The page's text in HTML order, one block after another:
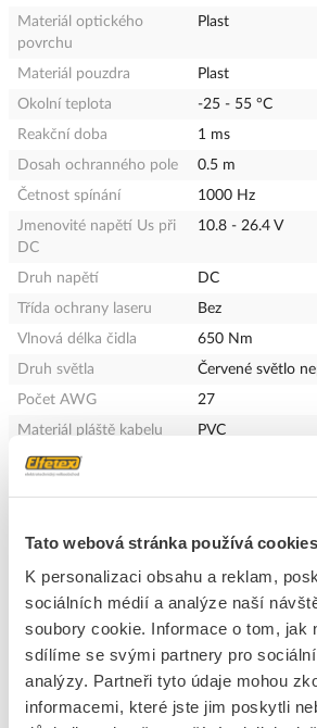
Tato webová stránka používá cookies
K personalizaci obsahu a reklam,
sociálních médií a analýze naší
soubory cookie. Informace o tom, jak
sdílíme se svými partnery pro
analýzy. Partneři tyto údaje mohou
informacemi, které jste jim poskytli
Materiál optického
povrchu
Plast
Materiál pouzdra
Plast
Okolní teplota
-25 - 55 °C
Reakční doba
1 ms
Dosah ochranného pole
0.5 m
Četnost spínání
1000 Hz
Jmenovité napětí Us při
DC
10.8 - 26.4 V
Druh napětí
DC
Třída ochrany laseru
Bez
Vlnová délka čidla
650 Nm
Druh světla
Červené světlo
Počet AWG
27
Materiál pláště kabelu
PVC
Stupeň krytí (IP)
funkce
S časovou funkcí
Ne
S monitorovací funkcí
navazujících zařízení
Ne
S blokováním opětovného
zapnutí
Ne
Předběžné oznámení
Ne